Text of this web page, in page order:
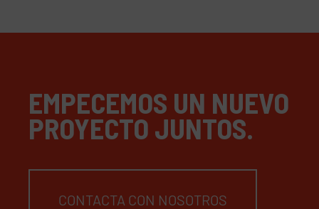
EMPECEMOS UN NUEVO
PROYECTO JUNTOS.
CONTACTA CON NOSOTROS